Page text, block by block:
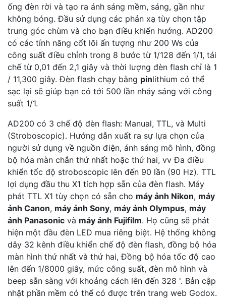
ống đèn rời và tạo ra ánh sáng mềm, sáng, gần như
không bóng. Đầu sử dụng các phản xạ tùy chọn tập
trung góc chùm và cho bạn điều khiển hướng. AD200
có các tính năng cốt lõi ấn tượng như 200 Ws của
công suất điều chỉnh trong 8 bước từ 1/128 đến 1/1, tái
chế từ 0,01 đến 2,1 giây và thời lượng đèn flash chỉ là 1
/ 11,300 giây. Đèn flash chạy bằng pinlithium có thể
sạc lại sẽ giúp bạn có tới 500 lần nháy sáng với công
suất 1/1.
AD200 có 3 chế độ đèn flash: Manual, TTL, và Multi
(Stroboscopic). Hướng dẫn xuất ra sự lựa chọn của
người sử dụng về nguồn điện, ánh sáng mô hình, đồng
bộ hóa màn chắn thứ nhất hoặc thứ hai, vv Đa điều
khiển tốc độ stroboscopic lên đến 90 lần (90 Hz). TTL
lợi dụng đầu thu X1 tích hợp sẵn của đèn flash. Máy
phát TTL X1 tùy chọn có sẵn cho máy ảnh Nikon, máy
ảnh Canon, máy ảnh Sony, máy ảnh Olympus, máy
ảnh Panasonic và máy ảnh Fujifilm. Họ cũng sẽ phát
hiện một đầu đèn LED mua riêng biệt. Hệ thống không
dây 32 kênh điều khiển chế độ đèn flash, đồng bộ hóa
màn hình thứ nhất và thứ hai, Đồng bộ hóa tốc độ cao
lên đến 1/8000 giây, mức công suất, đèn mô hình và
beep sẵn sàng với khoảng cách lên đến 328 '. Bản cập
nhật phần mềm có thể có được trên trang web Godox.